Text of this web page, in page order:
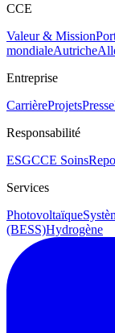
CCE
Valeur & Mission
mondialeAutriche
Entreprise
CarrièreProjetsPresse
Responsabilité
ESGCCE Soins
Services
Photovoltaïque
(BESS)Hydrogène